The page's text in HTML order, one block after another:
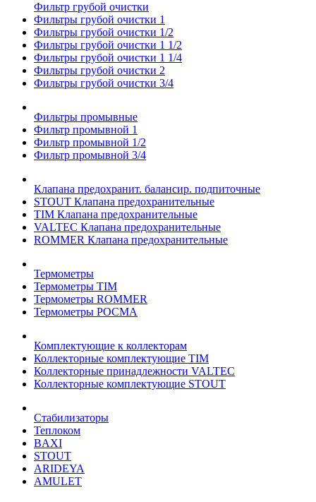
Фильтр грубой очистки
Фильтры грубой очистки 1
Фильтры грубой очистки 1/2
Фильтры грубой очистки 1 1/2
Фильтры грубой очистки 1 1/4
Фильтры грубой очистки 2
Фильтры грубой очистки 3/4
Фильтры промывные
Фильтр промывной 1
Фильтр промывной 1/2
Фильтр промывной 3/4
Клапана предохранит. балансир. подпиточные
STOUT Клапана предохранительные
TIM Клапана предохранительные
VALTEC Клапана предохранительные
ROMMER Клапана предохранительные
Термометры
Термометры TIM
Термометры ROMMER
Термометры РОСМА
Комплектующие к коллекторам
Коллекторные комплектующие TIM
Коллекторные принадлежности VALTEC
Коллекторные комплектующие STOUT
Стабилизаторы
Теплоком
BAXI
STOUT
ARIDEYA
AMULET